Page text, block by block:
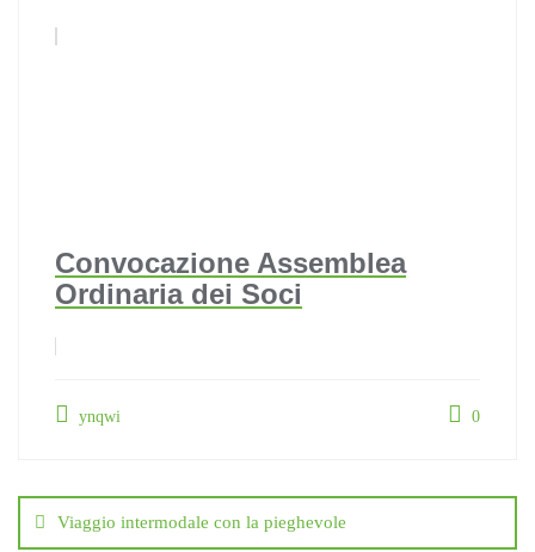
Convocazione Assemblea
Ordinaria dei Soci
ynqwi 0
articoli
Viaggio intermodale con la pieghevole